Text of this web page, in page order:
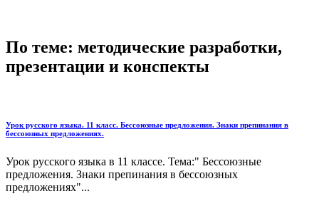
По теме: методические разработки,
презентации и конспекты
Урок русского языка. 11 класс. Бессоюзные предложения. Знаки препинания в
бессоюзных предложениях.
Урок русского языка в 11 классе. Тема:" Бессоюзные
предложения. Знаки препинания в бессоюзных
предложениях"...